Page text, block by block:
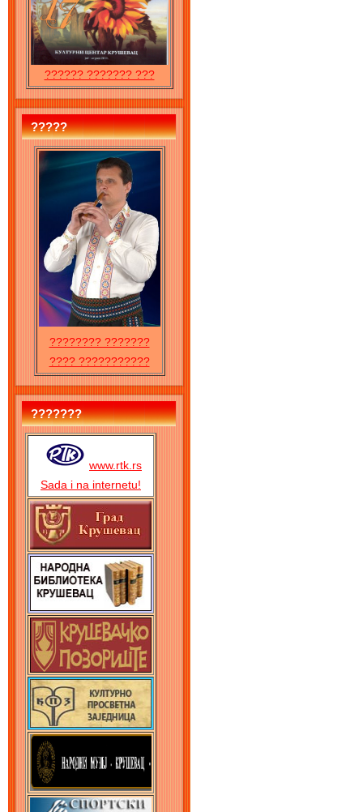
?????? ??????? ???
?????
???????? ???????
???? ???????????
???????
www.rtk.rs
Sada i na internetu!